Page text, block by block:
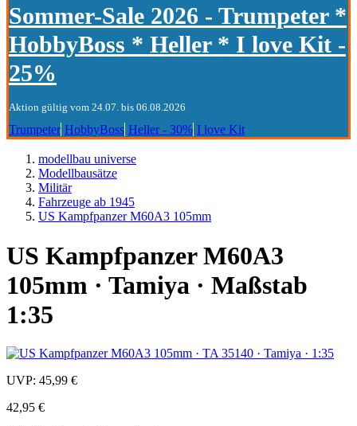
Sommer-Sale 2026 - Trumpeter *
HobbyBoss * Heller * I love Kit -
25%
Aktion gültig vom 24.07. bis 06.08.2026
Trumpeter HobbyBoss Heller - 30% I love Kit
modellbau universe
Modellbausätze
Militär
Fahrzeuge ab 1945
US Kampfpanzer M60A3 105mm
US Kampfpanzer M60A3
105mm · Tamiya · Maßstab
1:35
UVP: 45,99 €
42,95 €